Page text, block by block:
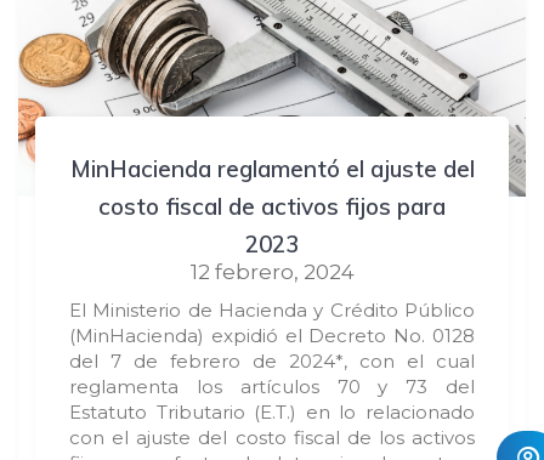
MinHacienda reglamentó el ajuste del
costo fiscal de activos fijos para
2023
12 febrero, 2024
El Ministerio de Hacienda y Crédito Público
(MinHacienda) expidió el Decreto No. 0128
del 7 de febrero de 2024*, con el cual
reglamenta los artículos 70 y 73 del
Estatuto Tributario (E.T.) en lo relacionado
con el ajuste del costo fiscal de los activos